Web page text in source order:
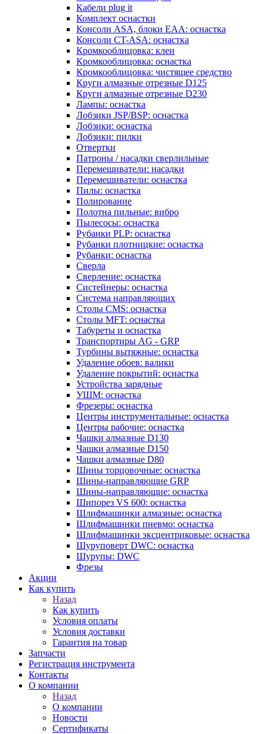
Кабели plug it
Комплект оснастки
Консоли ASA, блоки EAA: оснастка
Консоли CT-ASA: оснастка
Кромкооблицовка: клеи
Кромкооблицовка: оснастка
Кромкооблицовка: чистящее средство
Круги алмазные отрезные D125
Круги алмазные отрезные D230
Лампы: оснастка
Лобзики JSP/BSP: оснастка
Лобзики: оснастка
Лобзики: пилки
Отвертки
Патроны / насадки сверлильные
Перемешиватели: насадки
Перемешиватели: оснастка
Пилы: оснастка
Полирование
Полотна пильные: вибро
Пылесосы: оснастка
Рубанки PLP: оснастка
Рубанки плотницкие: оснастка
Рубанки: оснастка
Сверла
Сверление: оснастка
Систейнеры: оснастка
Система направляющих
Столы CMS: оснастка
Столы MFT: оснастка
Табуреты и оснастка
Транспортиры AG - GRP
Турбины вытяжные: оснастка
Удаление обоев: валики
Удаление покрытий: оснастка
Устройства зарядные
УШМ: оснастка
Фрезеры: оснастка
Центры инструментальные: оснастка
Центры рабочие: оснастка
Чашки алмазные D130
Чашки алмазные D150
Чашки алмазные D80
Шины торцовочные: оснастка
Шины-направляющие GRP
Шины-направляющие: оснастка
Шипорез VS 600: оснастка
Шлифмашинки алмазные: оснастка
Шлифмашинки пневмо: оснастка
Шлифмашинки эксцентриковые: оснастка
Шуруповерт DWC: оснастка
Шурупы: DWC
Фрезы
Акции
Как купить
Назад
Как купить
Условия оплаты
Условия доставки
Гарантия на товар
Запчасти
Регистрация инструмента
Контакты
О компании
Назад
О компании
Новости
Сертификаты